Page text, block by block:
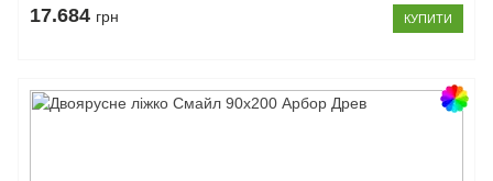
17.684 грн КУПИТИ